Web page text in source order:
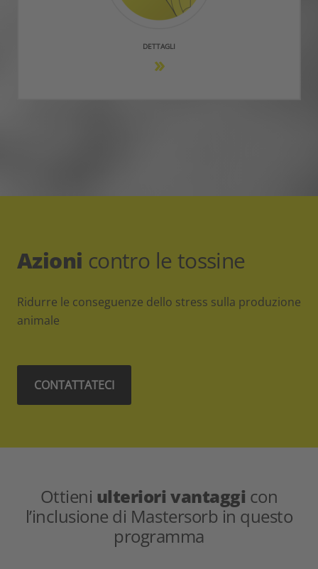
DETTAGLI
Azioni contro le tossine
Ridurre le conseguenze dello stress sulla produzione
animale
CONTATTATECI
Ottieni ulteriori vantaggi con
l’inclusione di Mastersorb in questo
programma